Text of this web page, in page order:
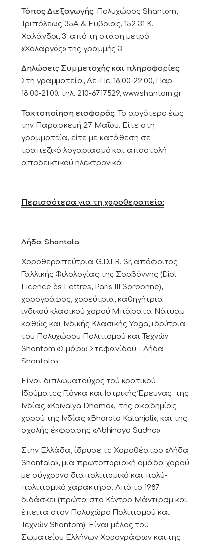
Τόπος Διεξαγωγής: Πολυχώρος Shantom,
Τριπόλεως 35Α & Ευβοιας, 152 31 Κ.
Χαλάνδρι, 3’ από τη στάση μετρό
«Χολαργός» της γραμμής 3.
Δηλώσεις Συμμετοχής και πληροφορίες:
Στη γραμματεία, Δε-Πε. 18:00-22:00, Παρ.
18:00-21:00. τηλ. 210-6717529, www.shantom.gr
Τακτοποίηση εισφοράς: Το αργότερο έως
την Παρασκευή 27 Μαΐου. Είτε στη
γραμματεία, είτε με κατάθεση σε
τραπεζικό λογαριασμό και αποστολή
αποδεικτικού ηλεκτρονικά.
Περισσότερα για τη χοροθεραπεία:
Λήδα Shantala
Χοροθεραπεύτρια G.D.T.R. Sr, απόφοιτος
Γαλλικής Φιλολογίας της Σορβόννης (Dipl.
Licence ès Lettres, Paris III Sorbonne),
χορογράφος, χορεύτρια, καθηγήτρια
ινδικού κλασικού χορού Μπάρατα Νάτυαμ
καθώς και Ινδικής Κλασικής Yoga, ιδρύτρια
του Πολυχώρου Πολιτισμού και Τεχνών
Shantom «Σμάρω Στεφανίδου – Λήδα
Shantala».
Είναι διπλωματούχος τού κρατικού
Ιδρύματος Γιόγκα και Ιατρικής Έρευνας της
Ινδίας «Kaivalya Dhama», της ακαδημίας
χορού της Ινδίας «Bharata Kalanjali», και της
σχολής έκφρασης «Abhinaya Sudha»
Στην Ελλάδα, ίδρυσε το Χοροθέατρο «Λήδα
Shantala», μια πρωτοποριακή ομάδα χορού
με σύγχρονο διαπολιτισμικό και πολύ-
πολιτισμικό χαρακτήρα. Από το 1987
διδάσκει (πρώτα στο Κέντρο Μάντιραμ και
έπειτα στον Πολυχώρο Πολιτισμού και
Τεχνών Shantom). Είναι μέλος του
Σωματείου Ελλήνων Χορογράφων και της